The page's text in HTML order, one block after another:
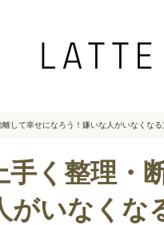
して幸せになろう！嫌いな人がいなくな
手く整理・
がいなくな